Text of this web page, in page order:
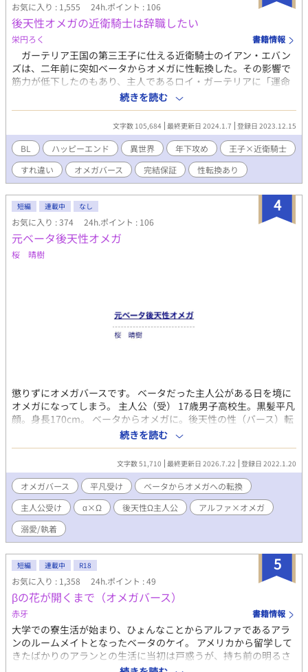
お気に入り : 1,555 24h.ポイント : 106
後天性オメガの近衛騎士は辞職したい
栄円ろく 書籍情報
ガーテリア王国の第三王子に仕える近衛騎士のイアン・エバン
ズは、二年前に突如ベータからオメガに性転換した。その影響で
筋力が低下したのもあり、主人であるロイ・ガーテリアに「運命
の番を探して身を固めたい」と辞職を申し出た。 ロイは王族で
ありながら魔花と呼ばれる植物の研究にしか興味がない。ゆえ
に、イアンの辞職もすぐに受け入れられると思ったが、意外にも
ロイは猛烈に反対してきて…… 「運命の番を探すために辞める
なら、俺がそれより楽しいことを教えてやる！」 その日からイ
アンは、なぜかロイと一緒にお茶をしたり、魔花の研究に付き合
うことになり……？？ 植物学者でツンデレな王子様（23歳）×
元ベータで現オメガの真面目な近衛騎士（24歳）のお話です。
続きを読む
文字数 105,684 最終更新日 2024.1.7 登録日 2023.12.15
BL ハッピーエンド 異世界 年下攻め
王子×近衛騎士
すれ違い
オメガバース 完結保証 性転換あり
4
短編 連載中 なし
お気に入り : 374 24h.ポイント : 106
元ベータ後天性オメガ
桜 晴樹
懲りずにオメガバースです。 ベータだった主人公がある日を境に
オメガになってしまう。 主人公（受） 17歳男子高校生。黒髪平凡
顔。身長170cm。 ベータからオメガに。後天性の性（バース）転
換。 藤宮春樹（ふじみやはるき） 友人兼ライバル（攻） 金髪イ
ケメン身長182cm ベータを偽っているアルファ 名前決まりました
（1月26日） 決まるまではナナシくん‥。 大上礼央（おおかみれ
お） 名前の由来、狼とライオン（レオ）から‥ ⭐︎コメント受付中
前作の"番なんて要らない"は、編集作業につき、更新停滞中で
す。 宜しければ其方も読んで頂ければ喜びます。
続きを読む
文字数 51,710 最終更新日 2026.7.22 登録日 2022.1.20
オメガバース 平凡受け
ベータからオメガへの転換
主人公受け
α×Ω 後天性Ω主人公
アルファ×オメガ
溺愛/執着
5
短編 連載中 R18
お気に入り : 1,358 24h.ポイント : 49
βの花が開くまで（オメガバース）
赤牙 書籍情報
大学での寮生活が始まり、ひょんなことからアルファであるアラ
ンのルームメイトとなったベータのケイ。 アメリカから留学して
きたばかりのアランとの生活に当初は戸惑うが、持ち前の明るさ
とアランの優しい性格により楽しい二人暮らしが始まる。 大学生